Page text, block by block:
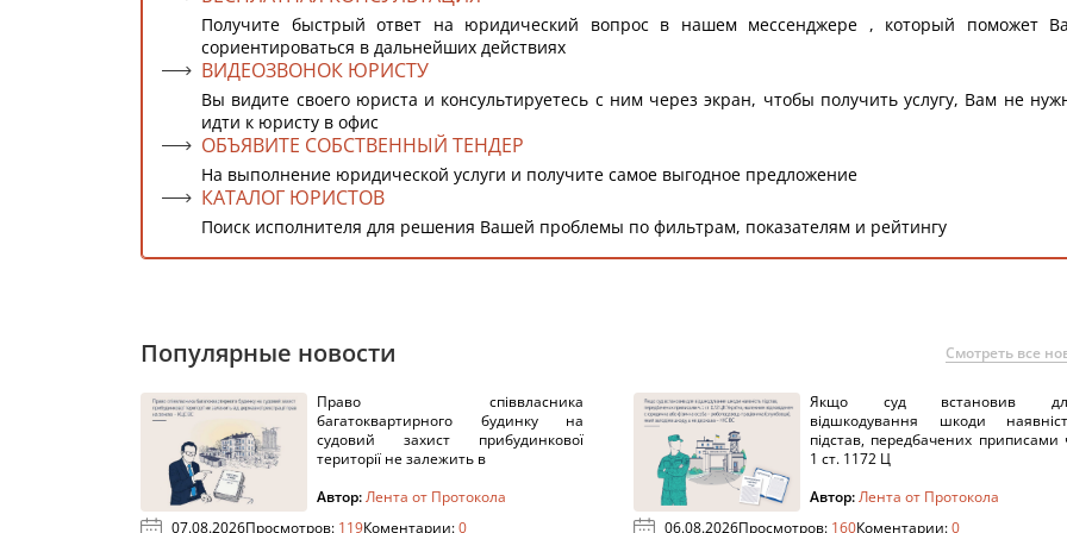
Получите быстрый ответ на юридический вопрос в нашем мессенджере , который поможет
сориентироваться в дальнейших действиях
ВИДЕОЗВОНОК ЮРИСТУ
Вы видите своего юриста и консультируетесь с ним через экран, чтобы получить услугу, Вам не
идти к юристу в офис
ОБЪЯВИТЕ СОБСТВЕННЫЙ ТЕНДЕР
На выполнение юридической услуги и получите самое выгодное предложение
КАТАЛОГ ЮРИСТОВ
Поиск исполнителя для решения Вашей проблемы по фильтрам, показателям и рейтингу
Популярные новости Смотреть все
Право співвласника
багатоквартирного будинку на
судовий захист прибудинкової
території не залежить в
Автор:Лента от Протокола
07.08.2026Просмотров: 119Коментарии:0
Якщо суд встановив
відшкодування шкоди
підстав, передбачених приписами
1 ст. 1172 Ц
Автор:Лента от Протокола
06.08.2026Просмотров: 160Коментарии:0